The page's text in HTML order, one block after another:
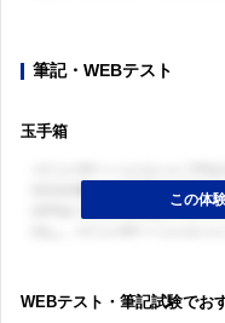
筆記・WEBテスト
玉手箱
WEBテスト・筆記試験でお